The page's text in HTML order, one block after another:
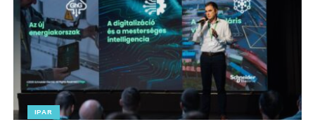
IPAR